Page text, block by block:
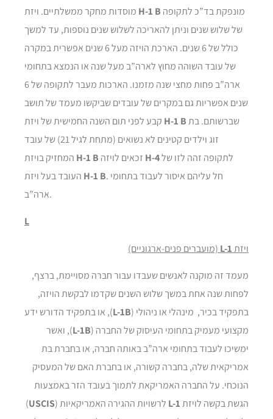
H-1 B
של שלוש שנים וניתן להאריכה לשלוש שנים נוספות, עד למשך
כולל של 6 שנים. הארכת הויזה מעל 6 שנים אפשרית במקרה
של עובד השוהה מחוץ לארה”ב מעל שנה או הנמצא בתחומי
ארה”ב פחות מחצי שנה מזמנו. הארכות מעבר לתקופה של 6
שנים אפשריות גם במקרים של עובדים שביקשו מעמד של תושב
H-1 B
זוג וילדים קטינים לא נשואים (מתחת לגיל 21) של עובד
H-1 B H-4
H-1 B. חל עליהם איסור לעבוד בתחומי
ארה”ב.
L
ויזתL-1 (מועברים פנים-ארגוניים)
מעמד זה מוקנה לאנשים שעבדו עבור חברה מסויימת, ברצף,
לפחות שנה אחת במשך שלוש השנים שקדמו לבקשת הויזה,
בתפקיד בכיר, מינהלי או ניהולי (L-1B), או בתפקיד הדורש ידע
מקצועי מעמיק בתחומי העיסוק של החברה (L-1B), ואשר
ימשיכו לעבוד בתחומי ארה”ב באותה חברה, או בחברת בת
אמריקאית שלה, בחברה קשורה, או בחברת האם של המעסיק
הנוכחי. על החברה האמריקאת לתמוך בעובד הזר באמצעות
הגשת בקשה לויזתL-1 לרשויות ההגירה האמריקאיות (USCIS
)